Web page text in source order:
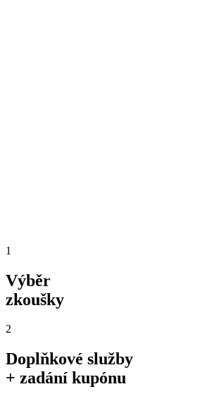
1
Výběr
zkoušky
2
Doplňkové služby
+ zadání kupónu